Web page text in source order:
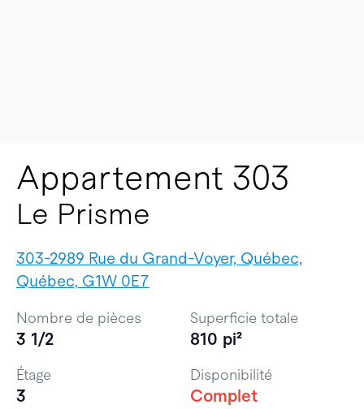
Appartement 303
Le Prisme
303-2989 Rue du Grand-Voyer, Québec,
Québec, G1W 0E7
Nombre de pièces
3 1/2
Superficie totale
810 pi²
Étage
3
Disponibilité
Complet